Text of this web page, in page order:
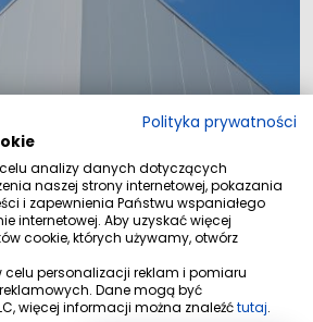
Polityka prywatności
analizy danych dotyczących
naszej strony internetowej, pokazania
i zapewnienia Państwu wspaniałego
internetowej. Aby uzyskać więcej
cookie, których używamy, otwórz
personalizacji reklam i pomiaru
Dane mogą być
więcej informacji można znaleźćtutaj.